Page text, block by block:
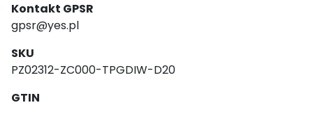
Kontakt GPSR
gpsr@yes.pl
SKU
PZ02312-ZC000-TPGDIW-D20
GTIN